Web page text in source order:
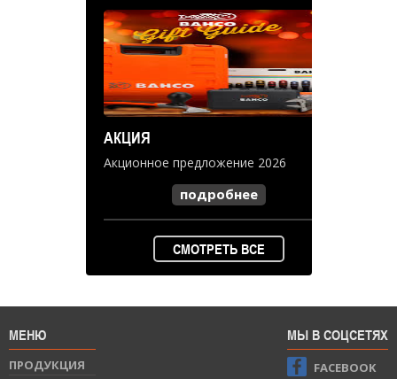
АКЦИЯ
Акционное предложение 2026
подробнее
СМОТРЕТЬ ВСЕ
МЕНЮ
ПРОДУКЦИЯ
МЫ В СОЦСЕТЯХ
FACEBOOK